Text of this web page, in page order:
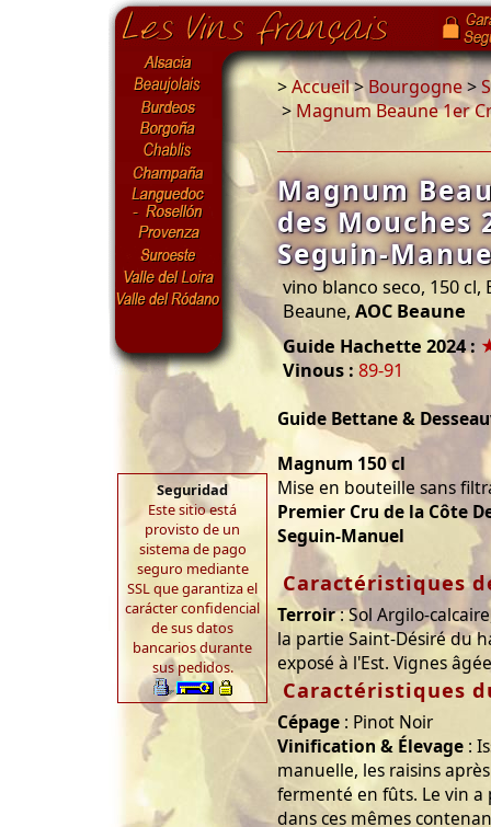
Seguridad
Este sitio está
provisto de un
sistema de pago
seguro mediante
SSL que garantiza el
carácter confidencial
de sus datos
bancarios durante
sus pedidos.
>Accueil>Bourgogne>
> Magnum Beaune 1er
Magnum
des Mouches
Seguin-
vino blanco seco, 150
Beaune, AOC Beaune
Guide Hachette 2024 :
Vinous : 89-91
Guide Bettane &
Magnum 150 cl
Mise en bouteille sans
Premier Cru de la Côte
Seguin-Manuel
Caractéristiques
Terroir: Sol Argilo-
la partie Saint-Désiré du
exposé à l'Est. Vignes
Caractéristiques
Cépage : Pinot Noir
Vinification & Élevage :
manuelle, les raisins
fermenté en fûts. Le vin a
dans ces mêmes